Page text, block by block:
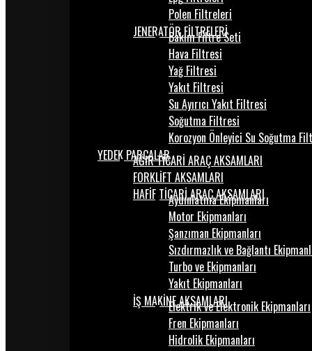
Polen Filtreleri
JENERATÖR FİLTRELERİ
Bakım Filtre Seti
Hava Filtresi
Yağ Filtresi
Yakıt Filtresi
Su Ayırıcı Yakıt Filtresi
Soğutma Filtresi
Korozyon Önleyici Su Soğutma
YEDEK PARÇALARAĞIR TİCARİ ARAÇ AKSAMLARI
FORKLİFT AKSAMLARI
HAFİF TİCARİ ARAÇ AKSAMLARI
Aydınlatma Ekipmanları
Motor Ekipmanları
Şanzıman Ekipmanları
Sızdırmazlık ve Bağlantı
Turbo ve Ekipmanları
Yakıt Ekipmanları
İŞ MAKİNE AKSAMLARI
Elektrik ve Elektronik Ekipmanları
Fren Ekipmanları
Hidrolik Ekipmanları